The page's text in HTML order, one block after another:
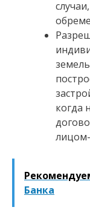
когда
Банка